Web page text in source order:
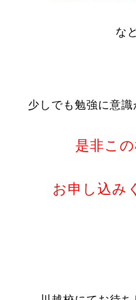
な
少しでも勉強に意
是非こ
お申し込み